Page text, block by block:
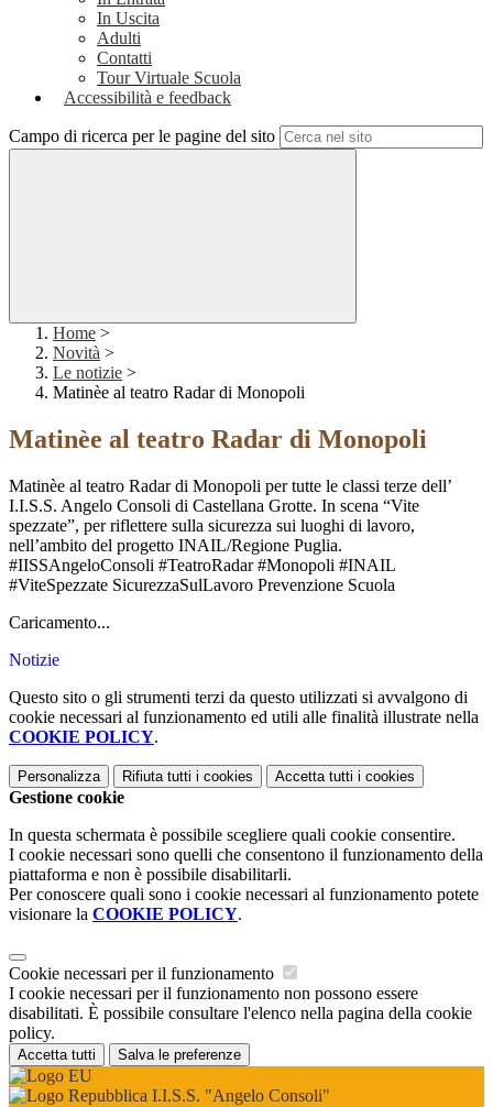
In Uscita
Adulti
Contatti
Tour Virtuale Scuola
Accessibilità e feedback
Campo di ricerca per le pagine del sito
Home >
Novità >
Le notizie >
Matinèe al teatro Radar di Monopoli
Matinèe al teatro Radar di Monopoli
Matinèe al teatro Radar di Monopoli per tutte le classi terze dell’
I.I.S.S. Angelo Consoli di Castellana Grotte. In scena “Vite
spezzate”, per riflettere sulla sicurezza sui luoghi di lavoro,
nell’ambito del progetto INAIL/Regione Puglia.
#IISSAngeloConsoli #TeatroRadar #Monopoli #INAIL
#ViteSpezzate SicurezzaSulLavoro Prevenzione Scuola
Caricamento...
Notizie
Questo sito o gli strumenti terzi da questo utilizzati si avvalgono di
cookie necessari al funzionamento ed utili alle finalità illustrate nella
COOKIE POLICY.
Personalizza Rifiuta tutti i cookies Accetta tutti i cookies
Gestione cookie
In questa schermata è possibile scegliere quali cookie consentire.
I cookie necessari sono quelli che consentono il funzionamento della
piattaforma e non è possibile disabilitarli.
Per conoscere quali sono i cookie necessari al funzionamento potete
visionare la COOKIE POLICY.
Cookie necessari per il funzionamento
I cookie necessari per il funzionamento non possono essere
disabilitati. È possibile consultare l'elenco nella pagina della cookie
policy.
Accetta tutti Salva le preferenze
I.I.S.S. "Angelo Consoli"